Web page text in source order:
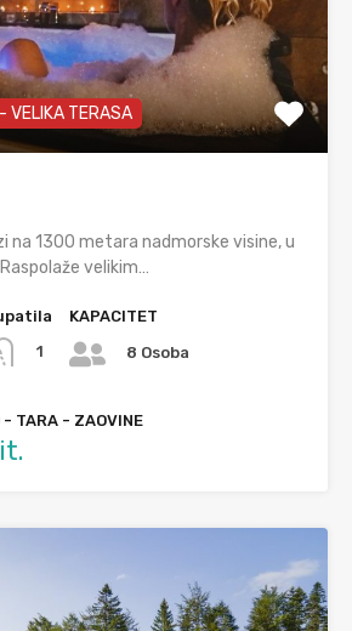
VELIKA TERASA
na 1300 metara nadmorske visine, u
velikim…
1
KAPACITET
8 Osoba
- TARA - ZAOVINE